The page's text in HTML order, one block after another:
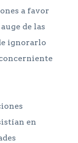
a favor
de las
ignorarlo
en